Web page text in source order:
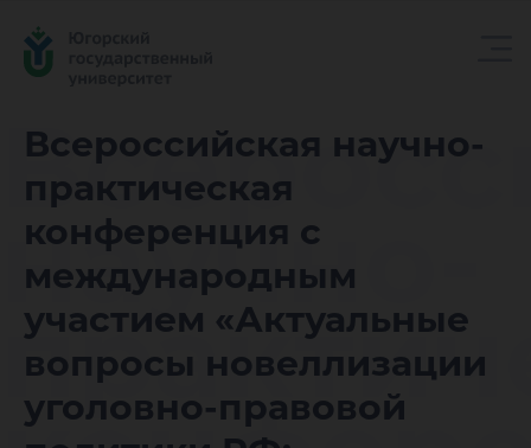
Всероссийская научно-
практическая
конференция с
международным
участием «Актуальные
вопросы новеллизации
уголовно-правовой
научно-